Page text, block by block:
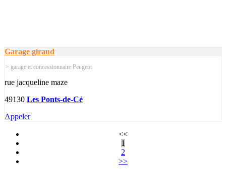
Garage giraud
> garage et concessionnaire Peugeot
rue jacqueline maze
49130 Les Ponts-de-Cé
Appeler
<<
1
2
>>